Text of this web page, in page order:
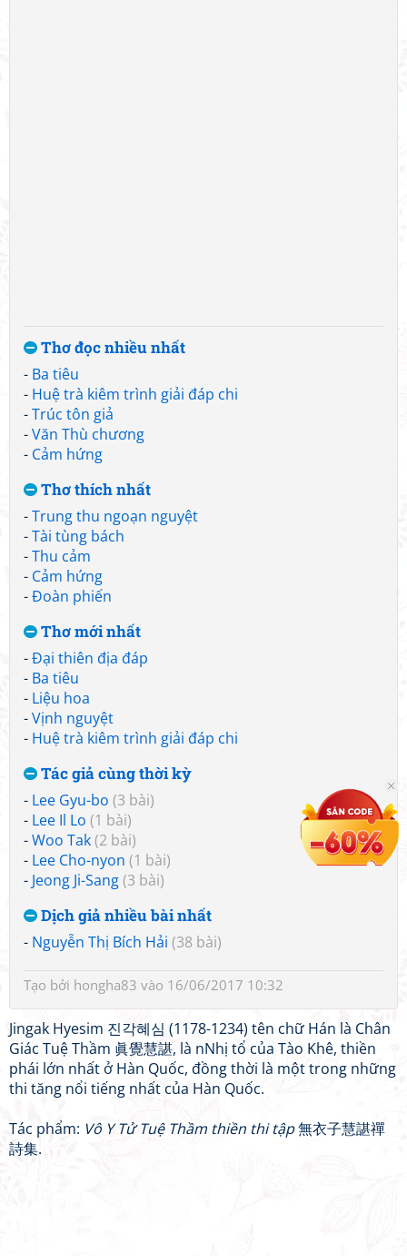
Thơ đọc nhiều nhất
- Ba tiêu
- Huệ trà kiêm trình giải đáp chi
-Trúc tôn giả
-Văn Thù chương
- Cảm hứng
Thơ thích nhất
-Trung thu ngoạn nguyệt
-Tài tùng bách
-Thu cảm
- Cảm hứng
-Đoàn phiến
Thơ mới nhất
-Đại thiên địa đáp
- Ba tiêu
- Liệu hoa
-Vịnh nguyệt
- Huệ trà kiêm trình giải đáp chi
Tác giả cùng thời kỳ
- Lee Gyu-bo (3 bài)
- Lee Il Lo (1 bài)
-Woo Tak(2 bài)
- Lee Cho-nyon (1 bài)
- Jeong Ji-Sang(3 bài)
Dịch giả nhiều bài nhất
- Nguyễn Thị Bích Hải (38 bài)
Tạo bởi hongha83 vào 16/06/2017 10:32
Jingak Hyesim 진각혜심 (1178-1234) tên chữ Hán là Chân
Giác Tuệ Thầm 眞覺慧諶, là nNhị tổ của Tào Khê, thiền
phái lớn nhất ở Hàn Quốc, đồng thời là một trong những
thi tăng nổi tiếng nhất của Hàn Quốc.
Tác phẩm: Vô Y Tử Tuệ Thầm thiền thi tập無衣子慧諶禪
詩集.